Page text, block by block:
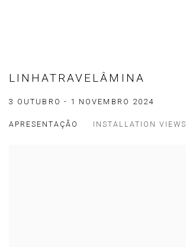
LINHATRAVELÂMINA
3 OUTUBRO - 1 NOVEMBRO 2024
APRESENTAÇÃO INSTALLATION VIEWS